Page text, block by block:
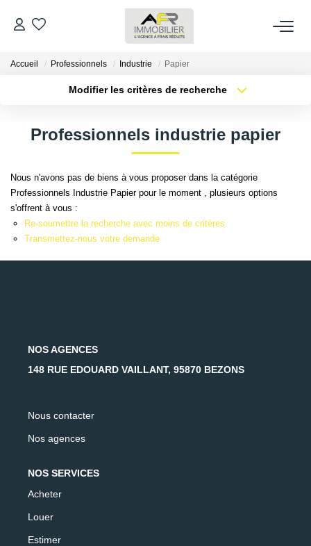
ACHETER
ESTIMER
FAIRE GÉRER
NOS AGENCES
Accueil Professionnels Industrie Papier
Modifier les critères de recherche
Type de bien
Budget max Plus de critères
Professionnels industrie papier
Nous n'avons pas de biens à vous proposer dans la catégorie
Professionnels Industrie Papier pour le moment , plusieurs options
s'offrent à vous :
Re-soumettre la recherche avec moins de critères.
Transmettez-nous votre demande
NOS AGENCES
148 RUE EDOUARD VAILLANT, 95870 BEZONS
Nous contacter
Nos agences
NOS SERVICES
Acheter
Louer
Estimer